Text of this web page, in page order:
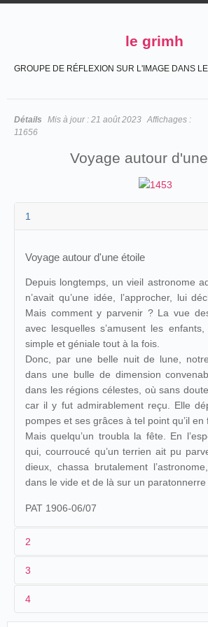
le grimh
GROUPE DE RÉFLEXION SUR L'IMAGE DANS
Détails Mis à jour : 21 août 2023 Affichages :
11656
Voyage autour
1
Voyage autour d'une étoile
Depuis longtemps, un vieil astronome
n’avait qu’une idée, l’approcher, lui
Mais comment y parvenir ? La vue
avec lesquelles s’amusent les enfants,
simple et géniale tout à la fois.
Donc, par une belle nuit de lune,
dans une bulle de dimension
dans les régions célestes, où sans doute
car il y fut admirablement reçu. Elle
pompes et ses grâces à tel point qu’il en
Mais quelqu’un troubla la fête. En
qui, courroucé qu’un terrien ait pu
dieux, chassa brutalement
dans le vide et de là sur un paratonnerre
PAT 1906-06/07
2
1
2
3
≤06/1906
3
4